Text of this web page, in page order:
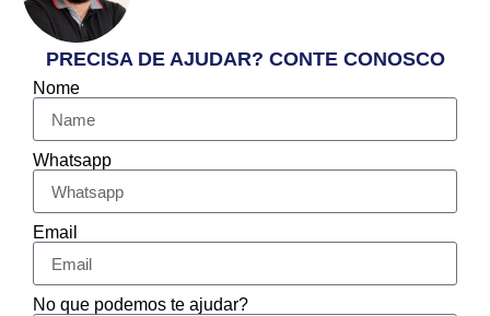
PRECISA DE AJUDAR? CONTE CONOSCO
Nome
Whatsapp
Email
No que podemos te ajudar?